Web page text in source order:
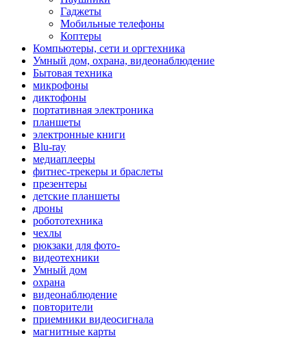
Гаджеты
Мобильные телефоны
Коптеры
Компьютеры, сети и оргтехника
Умный дом, охрана, видеонаблюдение
Бытовая техника
микрофоны
диктофоны
портативная электроника
планшеты
электронные книги
Blu-ray
медиаплееры
фитнес-трекеры и браслеты
презентеры
детские планшеты
дроны
робототехника
чехлы
рюкзаки для фото-
видеотехники
Умный дом
охрана
видеонаблюдение
повторители
приемники видеосигнала
магнитные карты